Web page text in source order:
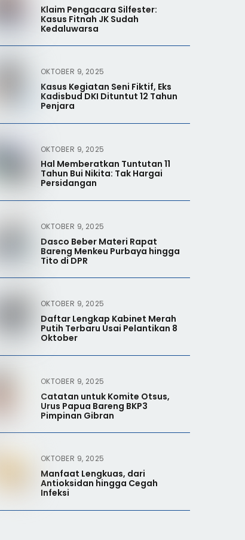
Klaim Pengacara Silfester:
Kasus Fitnah JK Sudah
Kedaluwarsa
OKTOBER 9, 2025
Kasus Kegiatan Seni Fiktif, Eks
Kadisbud DKI Dituntut 12 Tahun
Penjara
OKTOBER 9, 2025
Hal Memberatkan Tuntutan 11
Tahun Bui Nikita: Tak Hargai
Persidangan
OKTOBER 9, 2025
Dasco Beber Materi Rapat
Bareng Menkeu Purbaya hingga
Tito di DPR
OKTOBER 9, 2025
Daftar Lengkap Kabinet Merah
Putih Terbaru Usai Pelantikan 8
Oktober
OKTOBER 9, 2025
Catatan untuk Komite Otsus,
Urus Papua Bareng BKP3
Pimpinan Gibran
OKTOBER 9, 2025
Manfaat Lengkuas, dari
Antioksidan hingga Cegah
Infeksi